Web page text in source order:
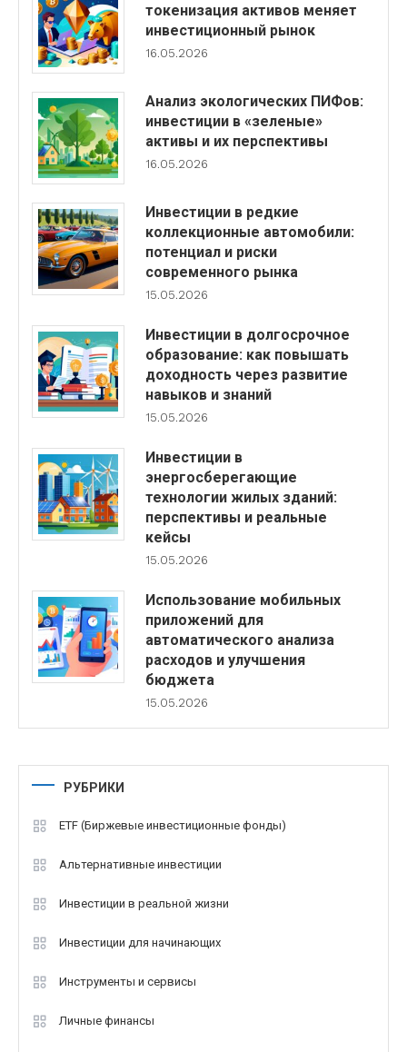
токенизация активов меняет
инвестиционный рынок
16.05.2026
Анализ экологических ПИФов:
инвестиции в «зеленые»
активы и их перспективы
16.05.2026
Инвестиции в редкие
коллекционные автомобили:
потенциал и риски
современного рынка
15.05.2026
Инвестиции в долгосрочное
образование: как повышать
доходность через развитие
навыков и знаний
15.05.2026
Инвестиции в
энергосберегающие
технологии жилых зданий:
перспективы и реальные
кейсы
15.05.2026
Использование мобильных
приложений для
автоматического анализа
расходов и улучшения
бюджета
15.05.2026
РУБРИКИ
ETF (Биржевые инвестиционные фонды)
Альтернативные инвестиции
Инвестиции в реальной жизни
Инвестиции для начинающих
Инструменты и сервисы
Личные финансы